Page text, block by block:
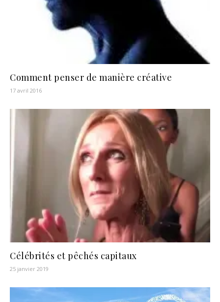
Comment penser de manière créative
17 avril 2016
Célébrités et pêchés capitaux
25 janvier 2019